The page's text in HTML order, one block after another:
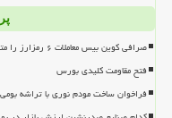
صرافی کوین بیس معاملات ۶ رمزارز را متوقف ساخت
فتح مقاومت کلیدی بورس
فراخوان ساخت مودم نوری با تراشه